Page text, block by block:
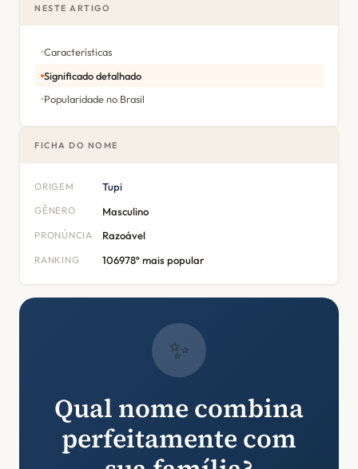
NESTE ARTIGO
Características
Significado detalhado
Popularidade no Brasil
FICHA DO NOME
ORIGEM Tupi
GÊNERO Masculino
PRONÚNCIA Razoável
RANKING 106978º mais popular
✨
Qual nome combina
perfeitamente com